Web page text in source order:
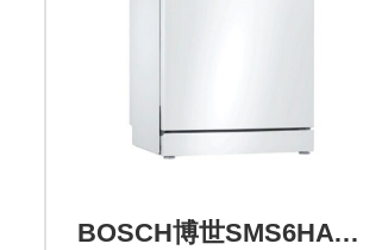
BOSCH博世SMS6HAW00X 獨立式洗碗機+基本安裝 (加Line ID:@ye888)